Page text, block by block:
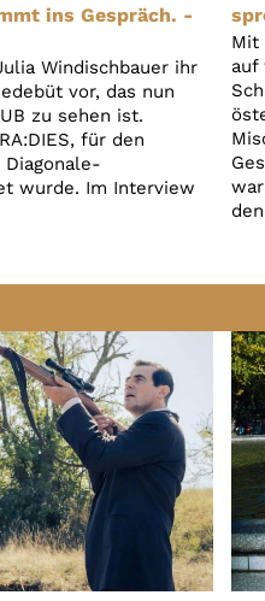
ins Gespräch. -
Windischbauer ihr
vor, das nun
zu sehen ist.
für den
wurde. Im Interview
Mit
auf